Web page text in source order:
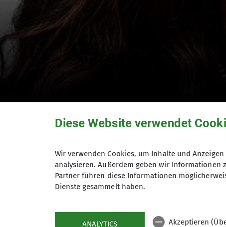
EOFT - European
26.01.2025
Sonntag, 26.01.2025 15:00 & 19:00 Uhr,
Diese Website verwendet
Wir verwenden Cookies, um Inhalte und
analysieren. Außerdem geben wir Informationen
Partner führen diese Informationen
Dienste gesammelt haben.
ANALYTICS Akzeptieren